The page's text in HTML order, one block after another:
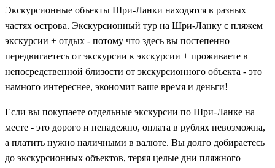
Экскурсионные объекты Шри-Ланки находятся в разных
частях острова. Экскурсионный тур на Шри-Ланку с пляжем |
экскурсии + отдых - потому что здесь вы постепенно
передвигаетесь от экскурсии к экскурсии + проживаете в
непосредственной близости от экскурсионного объекта - это
намного интереснее, экономит ваше время и деньги!
Если вы покупаете отдельные экскурсии по Шри-Ланке на
месте - это дорого и ненадежно, оплата в рублях невозможна,
а платить нужно наличными в валюте. Вы долго добираетесь
до экскурсионных объектов, теряя целые дни пляжного